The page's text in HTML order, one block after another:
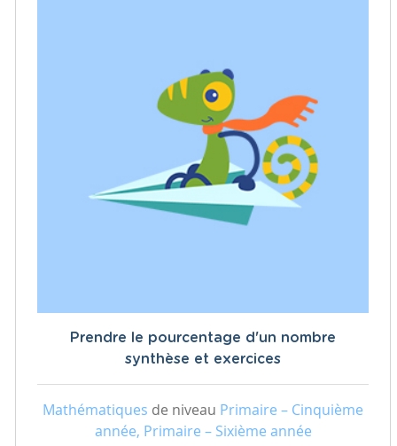
Prendre le pourcentage d'un nombre
synthèse et exercices
Mathématiques de niveau Primaire – Cinquième
année, Primaire – Sixième année